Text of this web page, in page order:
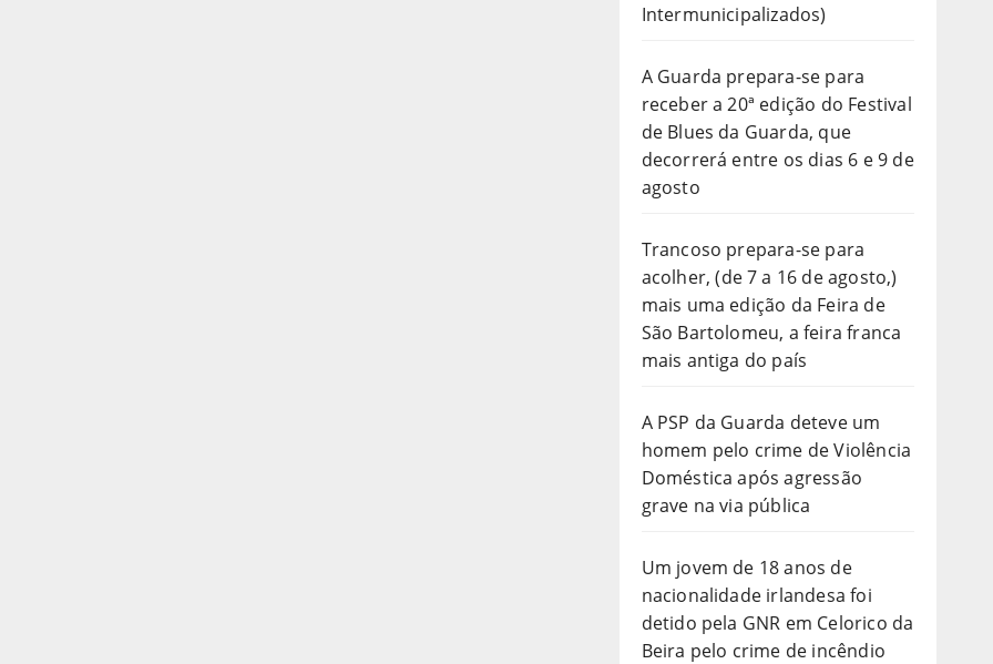
Intermunicipalizados)
A Guarda prepara-se para
receber a 20ª edição do Festival
de Blues da Guarda, que
decorrerá entre os dias 6 e 9 de
agosto
Trancoso prepara-se para
acolher, (de 7 a 16 de agosto,)
mais uma edição da Feira de
São Bartolomeu, a feira franca
mais antiga do país
A PSP da Guarda deteve um
homem pelo crime de Violência
Doméstica após agressão
grave na via pública
Um jovem de 18 anos de
nacionalidade irlandesa foi
detido pela GNR em Celorico da
Beira pelo crime de incêndio